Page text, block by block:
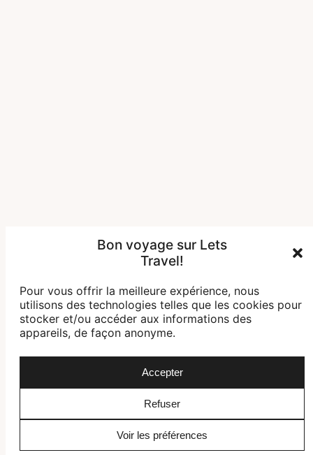
Bon voyage sur Lets
Travel!
Pour vous offrir la meilleure expérience, nous
utilisons des technologies telles que les cookies pour
stocker et/ou accéder aux informations des
appareils, de façon anonyme.
Accepter
Refuser
Voir les préférences
Contactez nos spécialistes
Demander une offre